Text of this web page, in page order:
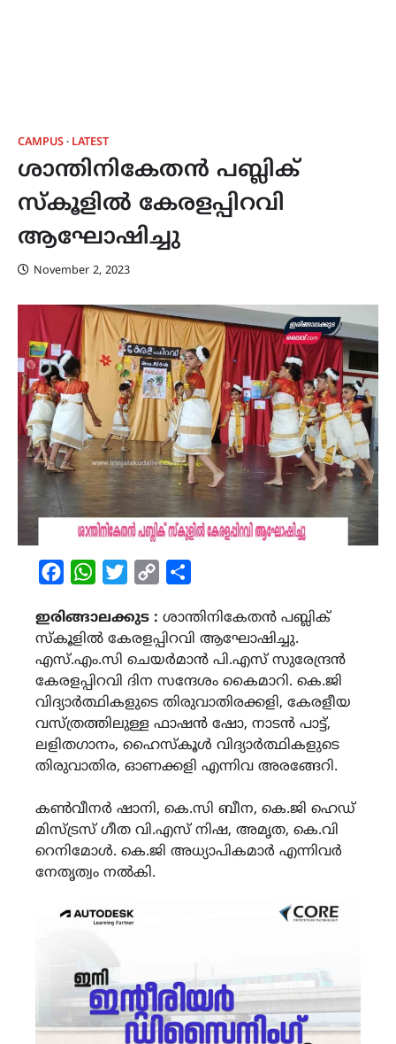
CAMPUS LATEST
ശാന്തിനികേതൻ പബ്ലിക്
സ്കൂളിൽ കേരളപ്പിറവി
ആഘോഷിച്ചു
November 2, 2023
FacebookWhatsAppTwitterCopy
ഇരിങ്ങാലക്കുട : ശാന്തിനികേതൻ പബ്ലിക്
സ്കൂളിൽ കേരളപ്പിറവി ആഘോഷിച്ചു.
എസ്.എം.സി ചെയർമാൻ പി.എസ് സുരേന്ദ്രൻ
കേരളപ്പിറവി ദിന സന്ദേശം കൈമാറി. കെ.ജി
വിദ്യാർത്ഥികളുടെ തിരുവാതിരക്കളി, കേരളീയ
വസ്ത്രത്തിലുള്ള ഫാഷൻ ഷോ, നാടൻ പാട്ട്,
ലളിതഗാനം, ഹൈസ്കൂൾ വിദ്യാർത്ഥികളുടെ
തിരുവാതിര, ഓണക്കളി എന്നിവ അരങ്ങേറി.
കൺവീനർ ഷാനി, കെ.സി ബീന, കെ.ജി ഹെഡ്
മിസ്ട്രസ് ഗീത വി.എസ് നിഷ, അമൃത, കെ.വി
റെനിമോൾ. കെ.ജി അധ്യാപികമാർ എന്നിവർ
നേതൃത്വം നൽകി.